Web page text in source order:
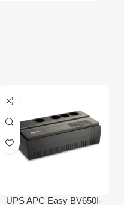
UPS APC Easy BV650I-